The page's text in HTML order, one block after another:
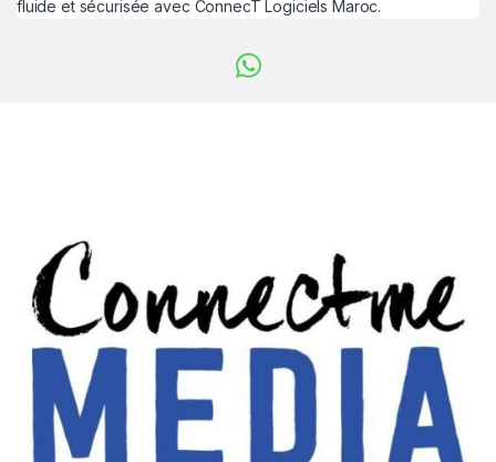
fluide et sécurisée avec ConnecT Logiciels Maroc.